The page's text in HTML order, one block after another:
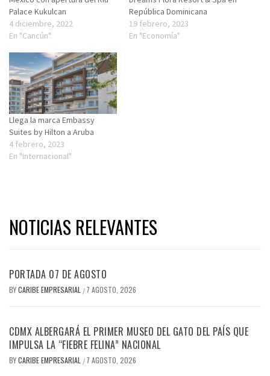
Palace Kukulcan
4 diciembre, 2022
En "Cancún"
República Dominicana
19 febrero, 2023
En "Economía"
Llega la marca Embassy
Suites by Hilton a Aruba
4 febrero, 2023
En "Internacional"
NOTICIAS RELEVANTES
PORTADA 07 DE AGOSTO
BYCARIBE EMPRESARIAL / 7 AGOSTO, 2026
CDMX ALBERGARÁ EL PRIMER MUSEO DEL GATO DEL PAÍS QUE
IMPULSA LA “FIEBRE FELINA” NACIONAL
BYCARIBE EMPRESARIAL / 7 AGOSTO, 2026